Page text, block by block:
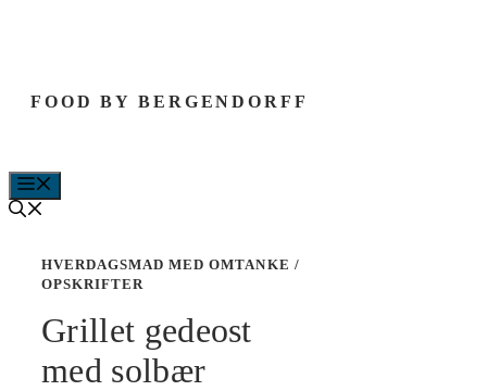
FOOD BY BERGENDORFF
HVERDAGSMAD MED OMTANKE /
OPSKRIFTER
Grillet gedeost
med solbær